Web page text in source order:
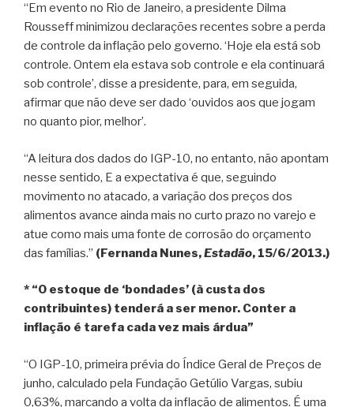
“Em evento no Rio de Janeiro, a presidente Dilma
Rousseff minimizou declarações recentes sobre a perda
de controle da inflação pelo governo. ‘Hoje ela está sob
controle. Ontem ela estava sob controle e ela continuará
sob controle’, disse a presidente, para, em seguida,
afirmar que não deve ser dado ‘ouvidos aos que jogam
no quanto pior, melhor’.
“A leitura dos dados do IGP-10, no entanto, não apontam
nesse sentido, E a expectativa é que, seguindo
movimento no atacado, a variação dos preços dos
alimentos avance ainda mais no curto prazo no varejo e
atue como mais uma fonte de corrosão do orçamento
das famílias.” (Fernanda Nunes,Estadão, 15/6/2013.)
* “O estoque de ‘bondades’ (à custa dos
contribuintes) tenderá a ser menor. Conter a
inflação é tarefa cada vez mais árdua”
“O IGP-10, primeira prévia do Índice Geral de Preços de
junho, calculado pela Fundação Getúlio Vargas, subiu
0,63%, marcando a volta da inflação de alimentos. É uma